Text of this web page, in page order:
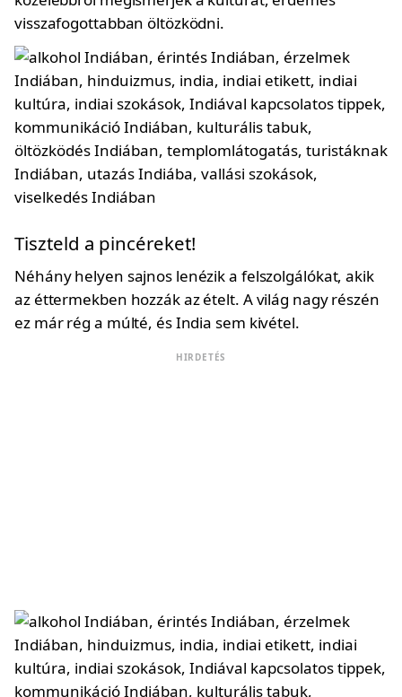
visszafogottabban öltözködni.
Tiszteld a pincéreket!
Néhány helyen sajnos lenézik a felszolgálókat, akik
az éttermekben hozzák az ételt. A világ nagy részén
ez már rég a múlté, és India sem kivétel.
HIRDETÉS